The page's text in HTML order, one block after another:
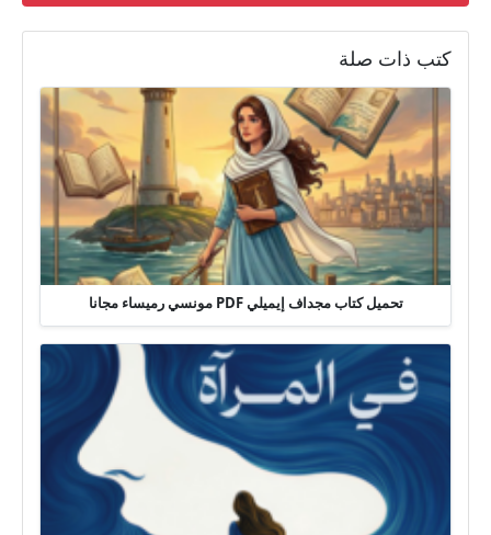
كتب ذات صلة
تحميل كتاب مجداف إيميلي PDF مونسي رميساء مجانا